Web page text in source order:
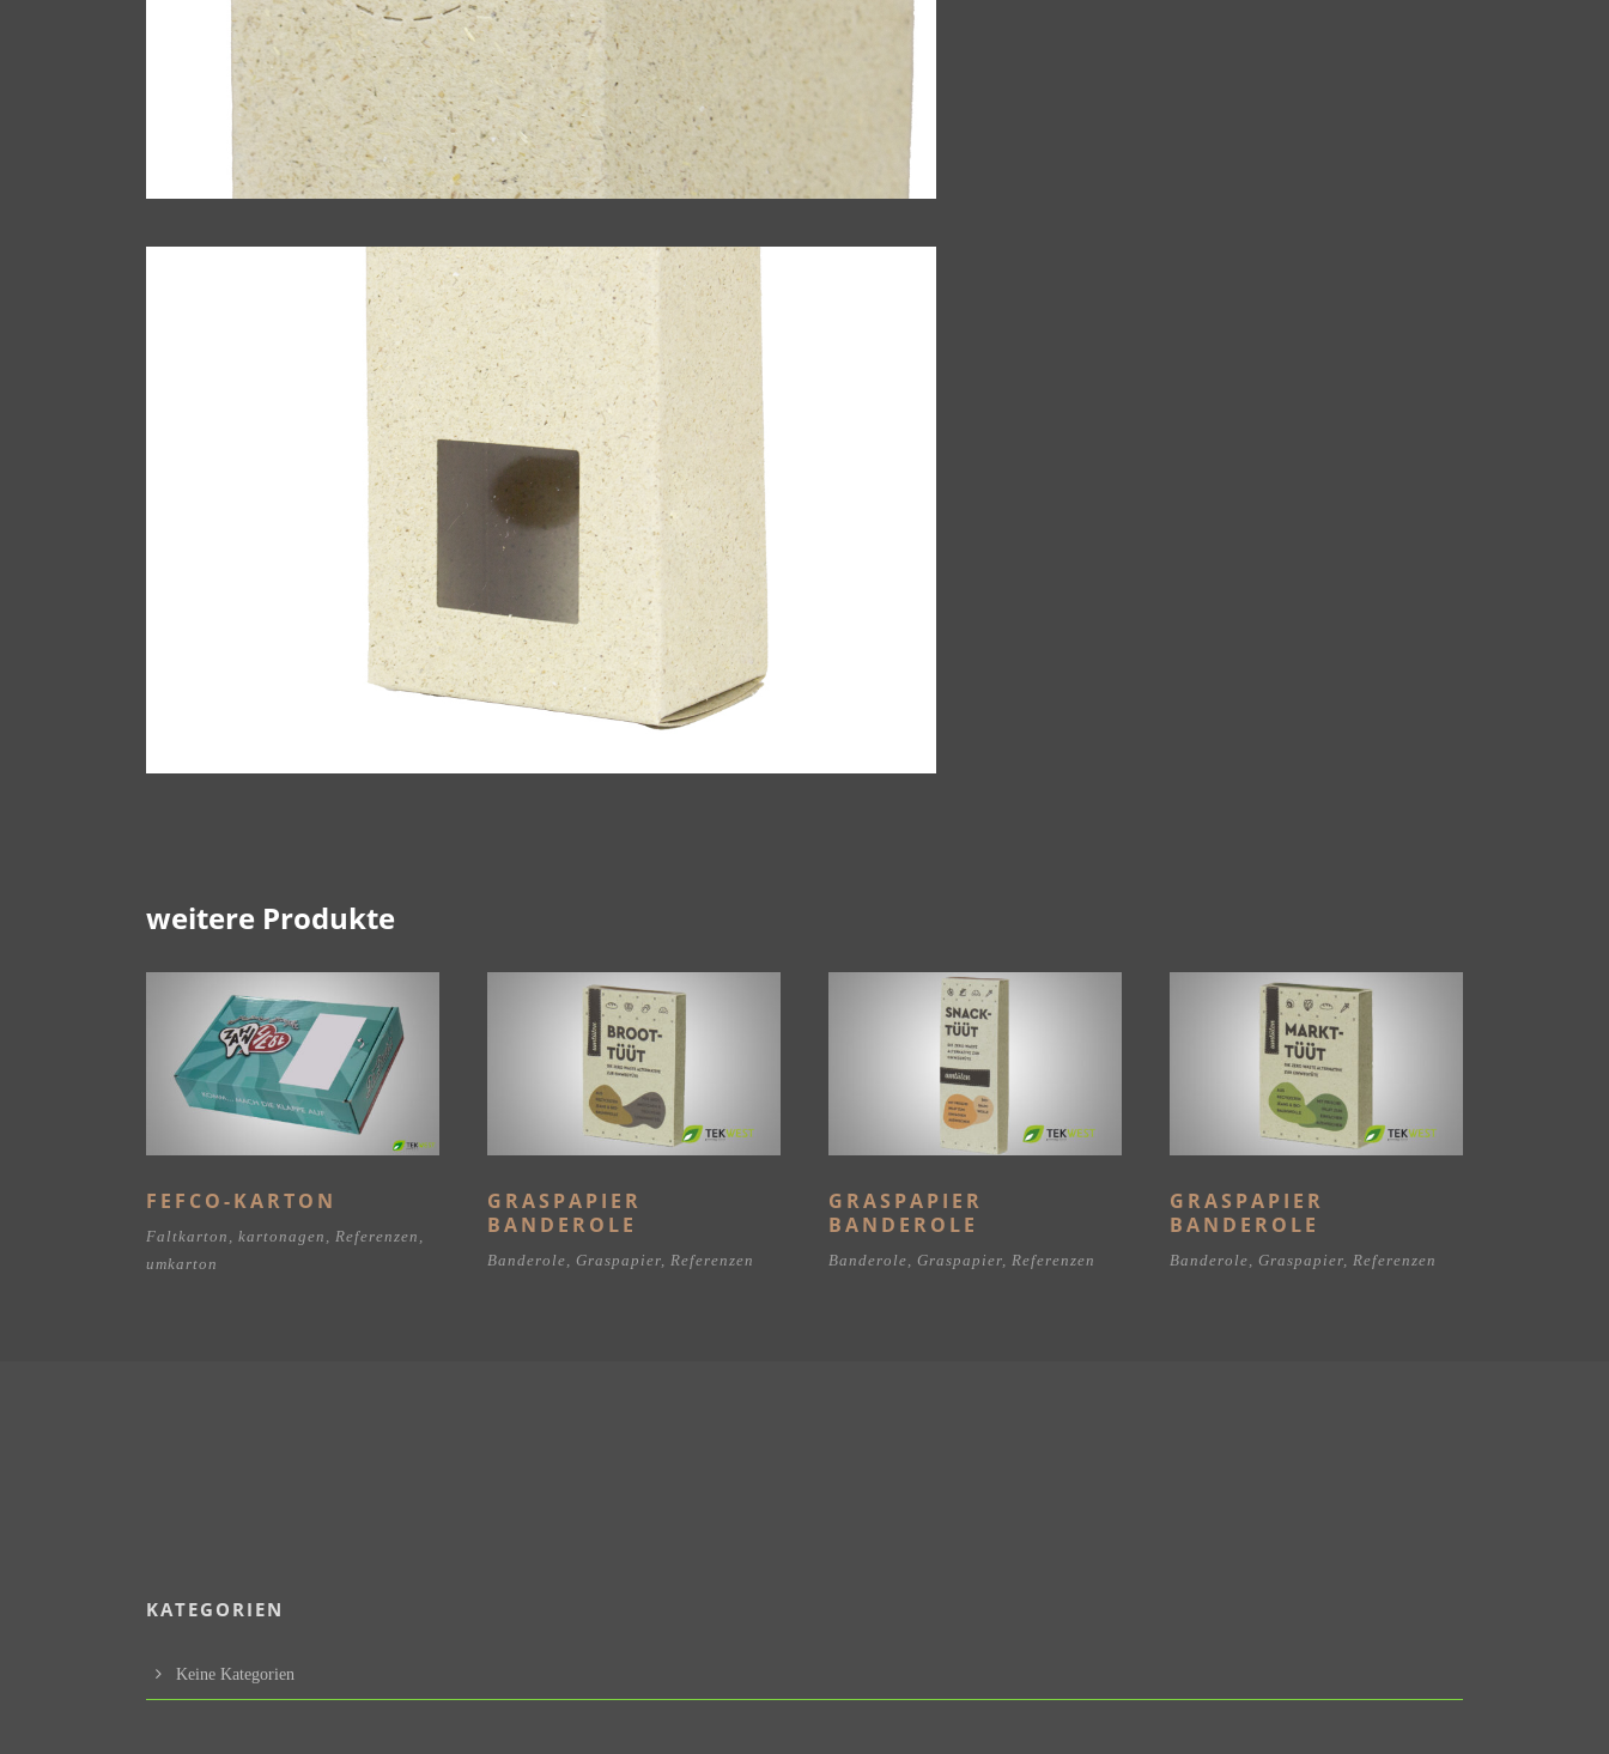
weitere Produkte
FEFCO-KARTON
Faltkarton kartonagen Referenzen
umkarton
GRASPAPIER
BANDEROLE
Banderole Graspapier Referenzen
GRASPAPIER
BANDEROLE
Banderole Graspapier Referenzen
GRASPAPIER
BANDEROLE
Banderole Graspapier Referenzen
KATEGORIEN
Keine Kategorien